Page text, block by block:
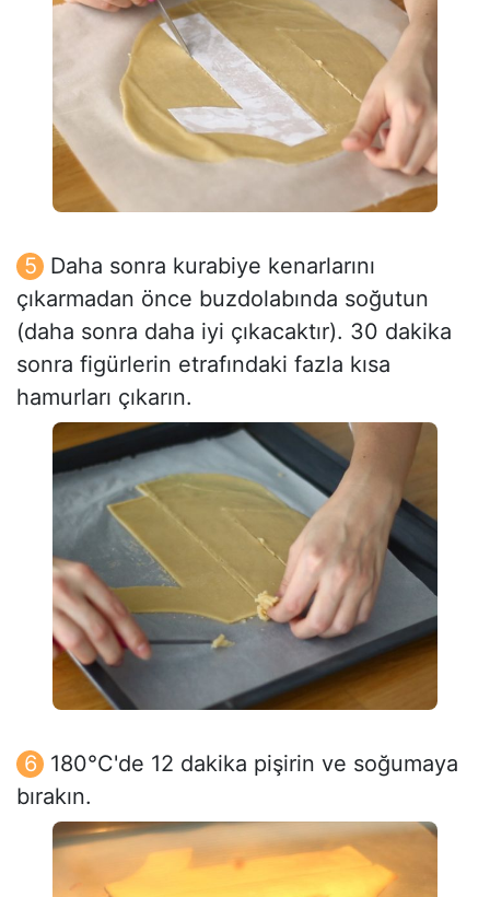
Daha sonra kurabiye kenarlarını
çıkarmadan önce buzdolabında soğutun
(daha sonra daha iyi çıkacaktır). 30 dakika
sonra figürlerin etrafındaki fazla kısa
hamurları çıkarın.
180°C'de 12 dakika pişirin ve soğumaya
bırakın.